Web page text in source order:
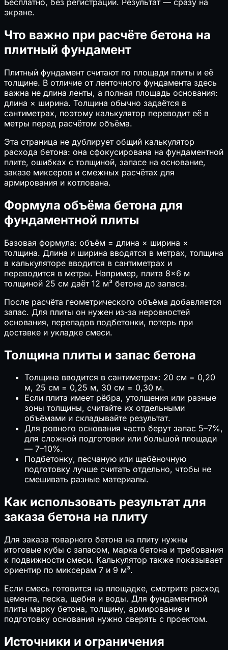
экране.
Что важно при расчёте бетона на
плитный фундамент
Плитный фундамент считают по площади плиты и её
толщине. В отличие от ленточного фундамента здесь
важна не длина ленты, а полная площадь основания:
длина × ширина. Толщина обычно задаётся в
сантиметрах, поэтому калькулятор переводит её в
метры перед расчётом объёма.
Эта страница не дублирует общий калькулятор
расхода бетона: она сфокусирована на фундаментной
плите, ошибках с толщиной, запасе на основание,
заказе миксеров и смежных расчётах для
армирования и котлована.
Формула объёма бетона для
фундаментной плиты
Базовая формула: объём = длина × ширина ×
толщина. Длина и ширина вводятся в метрах, толщина
в калькуляторе вводится в сантиметрах и
переводится в метры. Например, плита 8×6 м
толщиной 25 см даёт 12 м³ бетона до запаса.
После расчёта геометрического объёма добавляется
запас. Для плиты он нужен из-за неровностей
основания, перепадов подбетонки, потерь при
доставке и укладке смеси.
Толщина плиты и запас бетона
Толщина вводится в сантиметрах: 20 см = 0,20
м, 25 см = 0,25 м, 30 см = 0,30 м.
Если плита имеет рёбра, утолщения или разные
зоны толщины, считайте их отдельными
объёмами и складывайте результат.
Для ровного основания часто берут запас 5–7%,
для сложной подготовки или большой площади
— 7–10%.
Подбетонку, песчаную или щебёночную
подготовку лучше считать отдельно, чтобы не
смешивать разные материалы.
Как использовать результат для
заказа бетона на плиту
Для заказа товарного бетона на плиту нужны
итоговые кубы с запасом, марка бетона и требования
к подвижности смеси. Калькулятор также показывает
ориентир по миксерам 7 и 9 м³.
Если смесь готовится на площадке, смотрите расход
цемента, песка, щебня и воды. Для фундаментной
плиты марку бетона, толщину, армирование и
подготовку основания нужно сверять с проектом.
Источники и ограничения